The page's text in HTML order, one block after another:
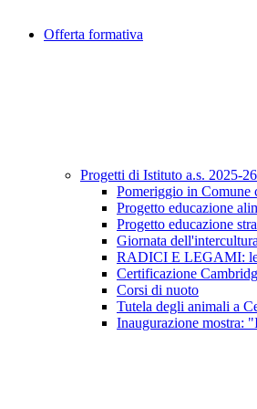
Offerta formativa
Progetti di Istituto a.s. 2025-26
Pomeriggio in Comune
Progetto educazione
Progetto educazione
Giornata dell'intercultura
RADICI E LEGAMI:
Certificazione
Corsi di nuoto
Tutela degli animali a
Inaugurazione